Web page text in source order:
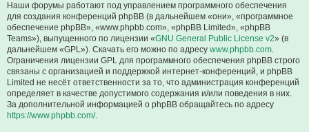
Наши форумы работают под управлением программного обеспечения
для создания конференций phpBB (в дальнейшем «они», «программное
обеспечение phpBB», «www.phpbb.com», «phpBB Limited», «phpBB
Teams»), выпущенного по лицензии «GNU General Public License v2» (в
дальнейшем «GPL»). Скачать его можно по адресу www.phpbb.com.
Ограничения лицензии GPL для программного обеспечения phpBB строго
связаны с организацией и поддержкой интернет-конференций, и phpBB
Limited не несёт ответственности за то, что администрация конференций
определяет в качестве допустимого содержания и/или поведения в них.
За дополнительной информацией о phpBB обращайтесь по адресу
https://www.phpbb.com/.